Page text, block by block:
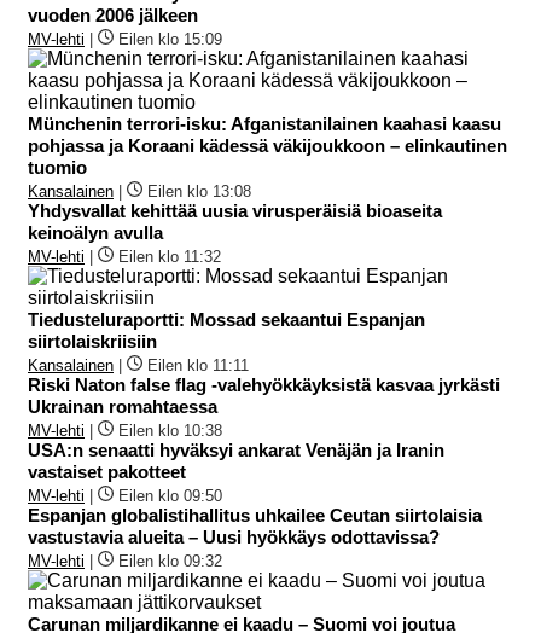
vuoden 2006 jälkeen
MV-lehti Eilen klo 15:09
Münchenin terrori-isku: Afganistanilainen kaahasi kaasu
pohjassa ja Koraani kädessä väkijoukkoon – elinkautinen
tuomio
Kansalainen Eilen klo 13:08
Yhdysvallat kehittää uusia virusperäisiä bioaseita
keinoälyn avulla
MV-lehti Eilen klo 11:32
Tiedusteluraportti: Mossad sekaantui Espanjan
siirtolaiskriisiin
Kansalainen Eilen klo 11:11
Riski Naton false flag -valehyökkäyksistä kasvaa jyrkästi
Ukrainan romahtaessa
MV-lehti Eilen klo 10:38
USA:n senaatti hyväksyi ankarat Venäjän ja Iranin
vastaiset pakotteet
MV-lehti Eilen klo 09:50
Espanjan globalistihallitus uhkailee Ceutan siirtolaisia
vastustavia alueita – Uusi hyökkäys odottavissa?
MV-lehti Eilen klo 09:32
Carunan miljardikanne ei kaadu – Suomi voi joutua